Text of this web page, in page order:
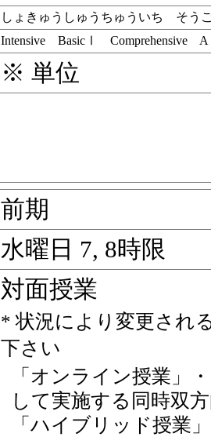
しょきゅうしゅうちゅういち そう
Intensive BasicⅠ Comprehensive A
※ 単位
前期
水曜日 7, 8時限
対面授業
* 状況により変更され
下さい
「オンライン授業」
して実施する同時双
「ハイブリッド授業